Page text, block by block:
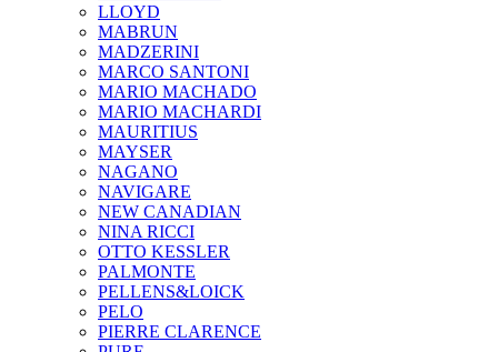
LLOYD
MABRUN
MADZERINI
MARCO SANTONI
MARIO MACHADO
MARIO MACHARDI
MAURITIUS
MAYSER
NAGANO
NAVIGARE
NEW CANADIAN
NINA RICCI
OTTO KESSLER
PALMONTE
PELLENS&LOICK
PELO
PIERRE CLARENCE